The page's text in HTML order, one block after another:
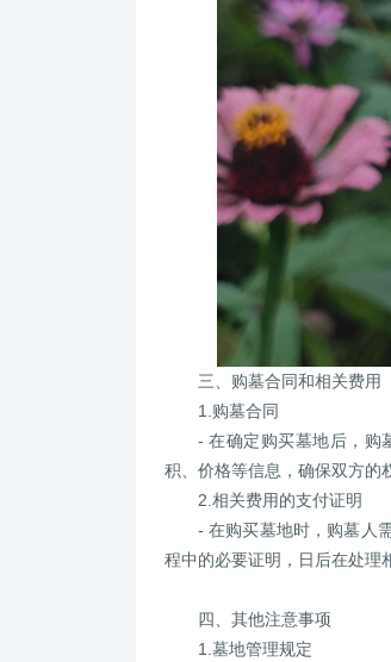
三、购墓合同和相关费用
1.购墓合同
- 在确定购买墓地后，购
积、价格等信息，确保双方的
2.相关费用的支付证明
- 在购买墓地时，购墓人
程中的必要证明，日后在处理
四、其他注意事项
1.墓地管理规定